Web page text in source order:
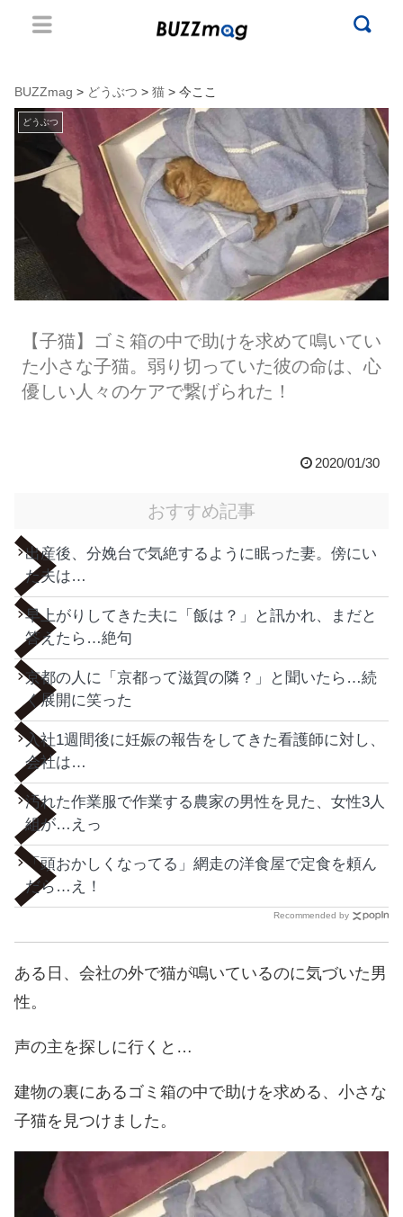
BUZZmag > どうぶつ > 猫 > 今ここ
どうぶつ
【子猫】ゴミ箱の中で助けを求めて鳴いてい
た小さな子猫。弱り切っていた彼の命は、心
優しい人々のケアで繋げられた！
2020/01/30
おすすめ記事
出産後、分娩台で気絶するように眠った妻。傍にい
た夫は…
早上がりしてきた夫に「飯は？」と訊かれ、まだと
答えたら…絶句
京都の人に「京都って滋賀の隣？」と聞いたら…続
く展開に笑った
入社1週間後に妊娠の報告をしてきた看護師に対し、
会社は…
汚れた作業服で作業する農家の男性を見た、女性3人
組が…えっ
「頭おかしくなってる」網走の洋食屋で定食を頼ん
だら…え！
Recommended by
ある日、会社の外で猫が鳴いているのに気づいた男
性。
声の主を探しに行くと…
建物の裏にあるゴミ箱の中で助けを求める、小さな
子猫を見つけました。